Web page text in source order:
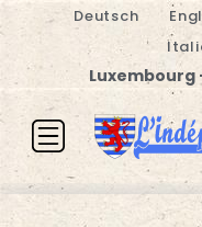
Deutsch
Luxembourg